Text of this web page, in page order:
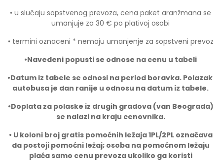
• u slučaju sopstvenog prevoza, cena paket aranžmana se
umanjuje za 30 € po plativoj osobi
• termini oznaceni * nemaju umanjenje za sopstveni prevoz
•Navedeni popusti se odnose na cenu u tabeli
•Datum iz tabele se odnosi na period boravka. Polazak
autobusa je dan ranije u odnosu na datum iz tabele.
•Doplata za polaske iz drugih gradova (van Beograda)
se nalazi na kraju cenovnika.
• U koloni broj gratis pomoćnih ležaja 1PL/2PL označava
da postoji pomoćni ležaj; osoba na pomoćnom ležaju
plaća samo cenu prevoza ukoliko ga koristi